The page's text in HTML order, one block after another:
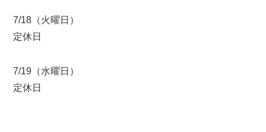
7/18（火曜日）
定休日
7/19（水曜日）
定休日